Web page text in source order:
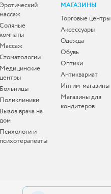
Эротический
массаж
Соляные
комнаты
Массаж
Стоматологии
Медицинские
центры
Больницы
Поликлиники
Вызов врача на
дом
Психологи и
психотерапевты
МАГАЗИНЫ
Торговые центры
Аксессуары
Одежда
Обувь
Оптики
Антиквариат
Интим-магазины
Магазины для
кондитеров